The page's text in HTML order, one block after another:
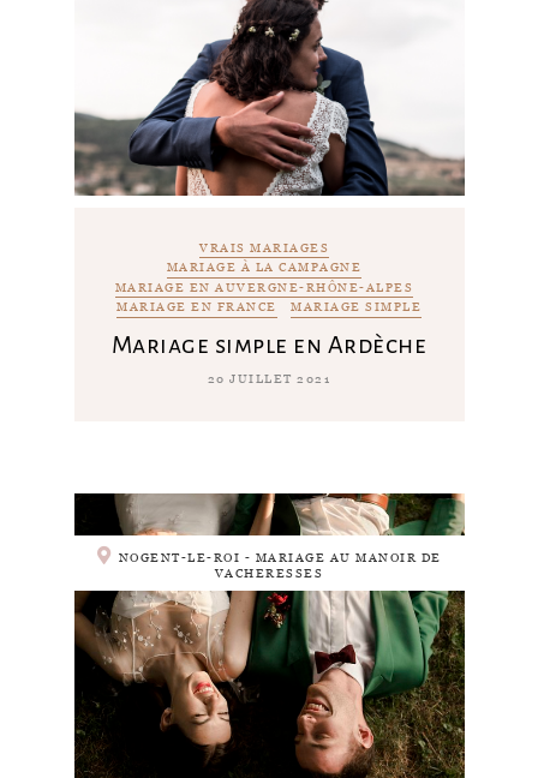
VRAIS MARIAGES
MARIAGE À LA CAMPAGNE
MARIAGE EN AUVERGNE-RHÔNE-ALPES
MARIAGE EN FRANCE
MARIAGE SIMPLE
Mariage simple en Ardèche
20 JUILLET 2021
NOGENT-LE-ROI - MARIAGE AU MANOIR DE
VACHERESSES